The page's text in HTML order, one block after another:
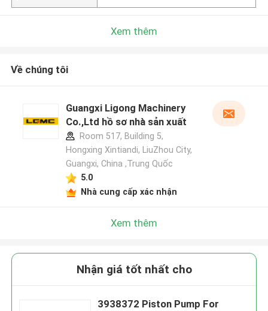
Xem thêm
Về chúng tôi
Guangxi Ligong Machinery
Co.,Ltd hồ sơ nhà sản xuất
Room 517, Building 5,
Hongxing Xintiandi, LiuZhou City,
Guangxi, China ,Trung Quốc
5.0
Nhà cung cấp xác nhận
Xem thêm
Nhận giá tốt nhất cho
3938372 Piston Pump For